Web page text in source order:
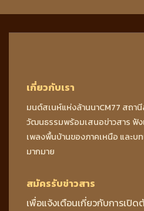
เกี่ยวกับเรา
มนต์สเนห์แห่งล้านนาCM77 สถา
วัฒนธรรมพร้อมเสนอข่าวสาร ฟัง
เพลงพื้นบ้านของภาคเหนือ และบ
มากมาย
สมัครรับข่าวสาร
เพื่อแจ้งเตือนเกี่ยวกับการเปิ